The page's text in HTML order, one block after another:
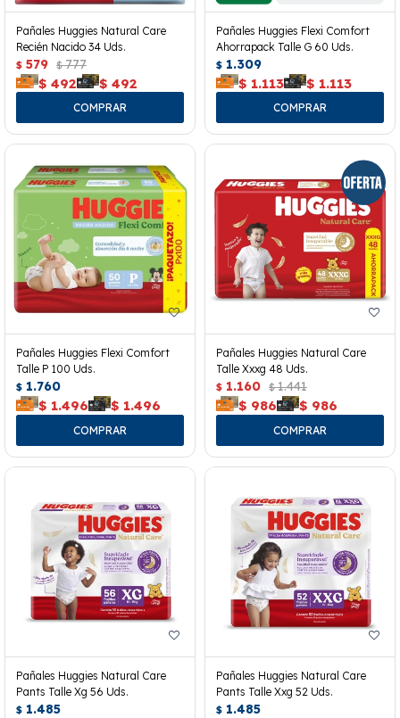
Pañales Huggies Natural Care
Recién Nacido 34 Uds.
$ 579 $ 777
$ 492 $ 492
Pañales Huggies Flexi Comfort
Ahorrapack Talle G 60 Uds.
$ 1.309
$ 1.113 $ 1.113
Pañales Huggies Flexi Comfort
Talle P 100 Uds.
$ 1.760
$ 1.496 $ 1.496
Pañales Huggies Natural Care
Talle Xxxg 48 Uds.
$ 1.160 $ 1.441
$ 986 $ 986
Pañales Huggies Natural Care
Pants Talle Xg 56 Uds.
$ 1.485
Pañales Huggies Natural Care
Pants Talle Xxg 52 Uds.
$ 1.485